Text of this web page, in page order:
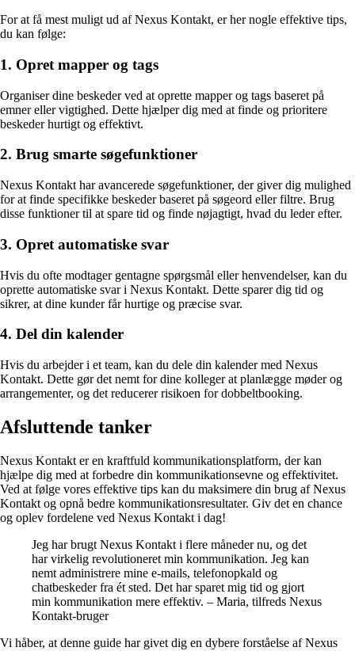
For at få mest muligt ud af Nexus Kontakt, er her nogle effektive tips,
du kan følge:
1. Opret mapper og tags
Organiser dine beskeder ved at oprette mapper og tags baseret på
emner eller vigtighed. Dette hjælper dig med at finde og prioritere
beskeder hurtigt og effektivt.
2. Brug smarte søgefunktioner
Nexus Kontakt har avancerede søgefunktioner, der giver dig mulighed
for at finde specifikke beskeder baseret på søgeord eller filtre. Brug
disse funktioner til at spare tid og finde nøjagtigt, hvad du leder efter.
3. Opret automatiske svar
Hvis du ofte modtager gentagne spørgsmål eller henvendelser, kan du
oprette automatiske svar i Nexus Kontakt. Dette sparer dig tid og
sikrer, at dine kunder får hurtige og præcise svar.
4. Del din kalender
Hvis du arbejder i et team, kan du dele din kalender med Nexus
Kontakt. Dette gør det nemt for dine kolleger at planlægge møder og
arrangementer, og det reducerer risikoen for dobbeltbooking.
Afsluttende tanker
Nexus Kontakt er en kraftfuld kommunikationsplatform, der kan
hjælpe dig med at forbedre din kommunikationsevne og effektivitet.
Ved at følge vores effektive tips kan du maksimere din brug af Nexus
Kontakt og opnå bedre kommunikationsresultater. Giv det en chance
og oplev fordelene ved Nexus Kontakt i dag!
Jeg har brugt Nexus Kontakt i flere måneder nu, og det
har virkelig revolutioneret min kommunikation. Jeg kan
nemt administrere mine e-mails, telefonopkald og
chatbeskeder fra ét sted. Det har sparet mig tid og gjort
min kommunikation mere effektiv. – Maria, tilfreds Nexus
Kontakt-bruger
Vi håber, at denne guide har givet dig en dybere forståelse af Nexus